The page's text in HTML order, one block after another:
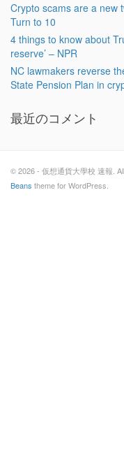
Crypto scams are a new
Turn to 10
4 things to know about
reserve’ – NPR
NC lawmakers reverse
State Pension Plan in
最近のコメント
© 2026 - 仮想通貨大學校 速報.
Beans theme for WordPress.